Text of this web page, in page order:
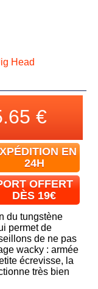
Head
€
EN
24H
OFFERT
DÈS 19€
du tungstène
permet de
de ne pas
wacky : armée
écrevisse, la
très bien